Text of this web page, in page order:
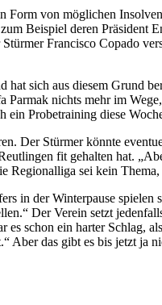
von möglichen
Beispiel deren Präsident
Francisco Copado
sich aus diesem Grund
nichts mehr im
ein Probetraining diese
Der Stürmer könnte
fit gehalten hat.
Regionalliga sei kein
in der Winterpause
Der Verein setzt
schon ein harter Schlag,
Aber das gibt es bis jetzt ja